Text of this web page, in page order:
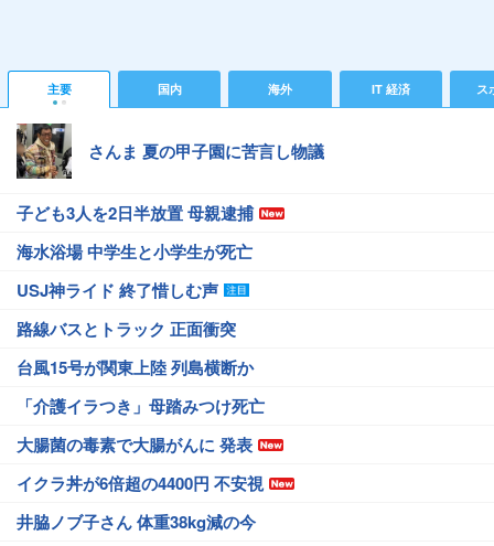
主要 国内 海外 IT 経済 ス
さんま 夏の甲子園に苦言し物議
子ども3人を2日半放置 母親逮捕
海水浴場 中学生と小学生が死亡
USJ神ライド 終了惜しむ声
路線バスとトラック 正面衝突
台風15号が関東上陸 列島横断か
「介護イラつき」母踏みつけ死亡
大腸菌の毒素で大腸がんに 発表
イクラ丼が6倍超の4400円 不安視
井脇ノブ子さん 体重38kg減の今